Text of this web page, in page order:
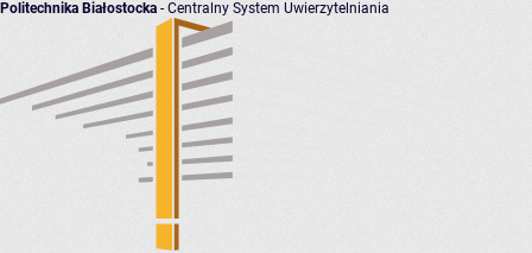
Politechnika Białostocka - Centralny System Uwierzytelniania